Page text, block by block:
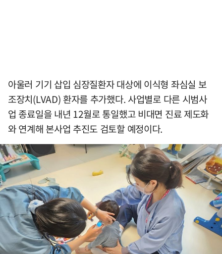
아울러 기기 삽입 심장질환자 대상에 이식형 좌심실 보
조장치(LVAD) 환자를 추가했다. 사업별로 다른 시범사
업 종료일을 내년 12월로 통일했고 비대면 진료 제도화
와 연계해 본사업 추진도 검토할 예정이다.